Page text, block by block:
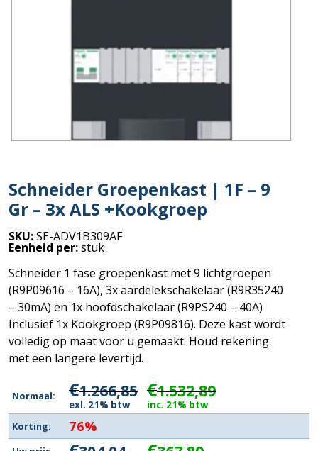
Schneider Groepenkast | 1F – 9
Gr – 3x ALS +Kookgroep
SKU:SE-ADV1B309AF
Eenheid per:stuk
Schneider 1 fase groepenkast met 9 lichtgroepen
(R9P09616 – 16A), 3x aardelekschakelaar (R9R35240
– 30mA) en 1x hoofdschakelaar (R9PS240 – 40A)
Inclusief 1x Kookgroep (R9P09816). Deze kast wordt
volledig op maat voor u gemaakt. Houd rekening
met een langere levertijd.
Normaal: €1.266,85
exl. 21% btw
€1.532,89
inc. 21% btw
Korting:
76%